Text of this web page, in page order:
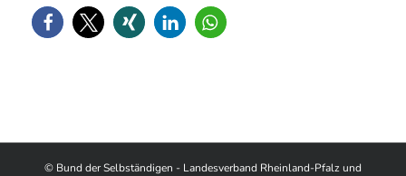
© Bund der Selbständigen - Landesverband Rheinland-Pfalz und